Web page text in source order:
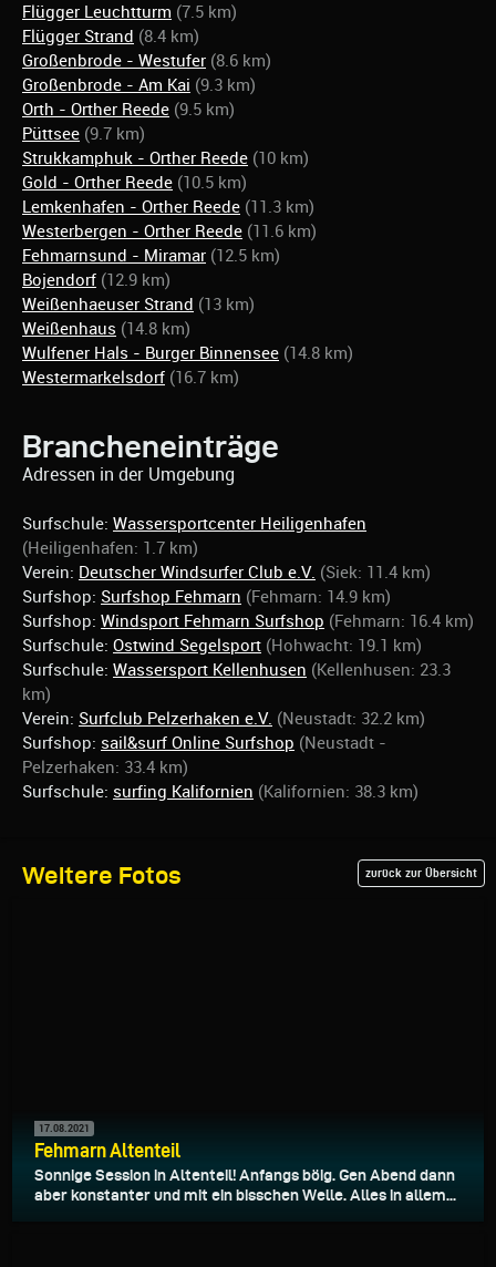
Flügger Leuchtturm (7.5 km)
Flügger Strand (8.4 km)
Großenbrode - Westufer (8.6 km)
Großenbrode - Am Kai (9.3 km)
Orth - Orther Reede (9.5 km)
Püttsee (9.7 km)
Strukkamphuk - Orther Reede (10 km)
Gold - Orther Reede (10.5 km)
Lemkenhafen - Orther Reede (11.3 km)
Westerbergen - Orther Reede (11.6 km)
Fehmarnsund - Miramar (12.5 km)
Bojendorf (12.9 km)
Weißenhaeuser Strand (13 km)
Weißenhaus (14.8 km)
Wulfener Hals - Burger Binnensee (14.8 km)
Westermarkelsdorf (16.7 km)
Brancheneinträge
Adressen in der Umgebung
Surfschule: Wassersportcenter Heiligenhafen
(Heiligenhafen: 1.7 km)
Verein: Deutscher Windsurfer Club e.V. (Siek: 11.4 km)
Surfshop: Surfshop Fehmarn (Fehmarn: 14.9 km)
Surfshop: Windsport Fehmarn Surfshop (Fehmarn: 16.4 km)
Surfschule: Ostwind Segelsport (Hohwacht: 19.1 km)
Surfschule: Wassersport Kellenhusen (Kellenhusen: 23.3
km)
Verein: Surfclub Pelzerhaken e.V. (Neustadt: 32.2 km)
Surfshop: sail&surf Online Surfshop (Neustadt -
Pelzerhaken: 33.4 km)
Surfschule: surfing Kalifornien (Kalifornien: 38.3 km)
Weitere Fotos zurück zur Übersicht
17.08.2021
Fehmarn Altenteil
Sonnige Session in Altenteil! Anfangs böig. Gen Abend dann
aber konstanter und mit ein bisschen Welle. Alles in allem...